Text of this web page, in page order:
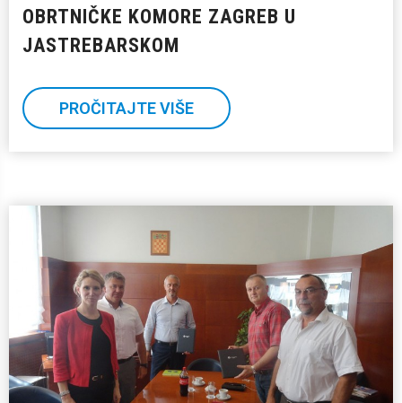
OBRTNIČKE KOMORE ZAGREB U
JASTREBARSKOM
PROČITAJTE VIŠE